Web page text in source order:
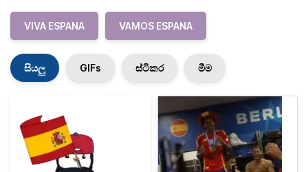
VIVA ESPANA VAMOS ESPANA
සියලු GIFs ස්ටිකර මීම